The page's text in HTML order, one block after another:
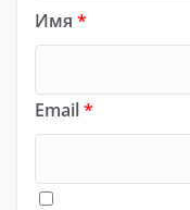
Имя *
Email*